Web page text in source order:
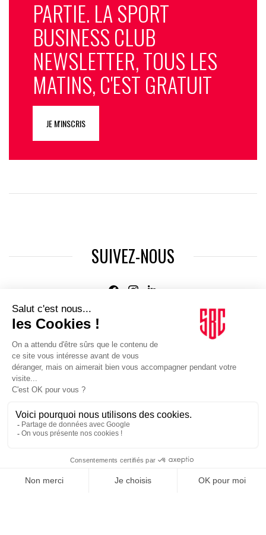
PARTIE. LA SPORT
BUSINESS CLUB
NEWSLETTER, TOUS LES
MATINS, C'EST GRATUIT
JE M'INSCRIS
SUIVEZ-NOUS
Agence web:Novius